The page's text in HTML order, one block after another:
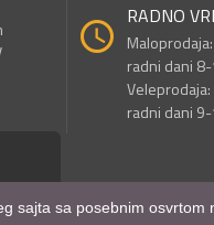
RADNO
Maloprodaja:
radni dani
Veleprodaja:
radni dani
sajta sa posebnim osvrtom